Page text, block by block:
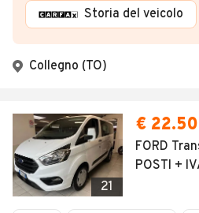
Storia del veicolo
Collegno (TO)
21
€
FORD
POSTI +